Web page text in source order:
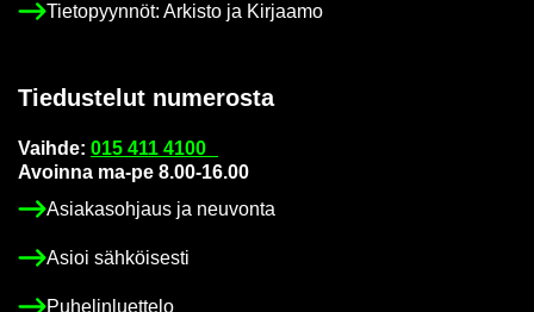
Tie­to­pyyn­nöt: Ar­kis­to ja Kir­jaa­mo
Tie­dus­te­lut nu­me­ros­ta
Vaih­de: 015 411 4100
Avoin­na ma-pe 8.00-16.00
Asia­kas­oh­jaus ja neu­von­ta
Asioi säh­köi­ses­ti
Pu­he­lin­luet­te­lo